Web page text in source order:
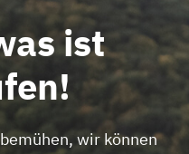
ist
wir können